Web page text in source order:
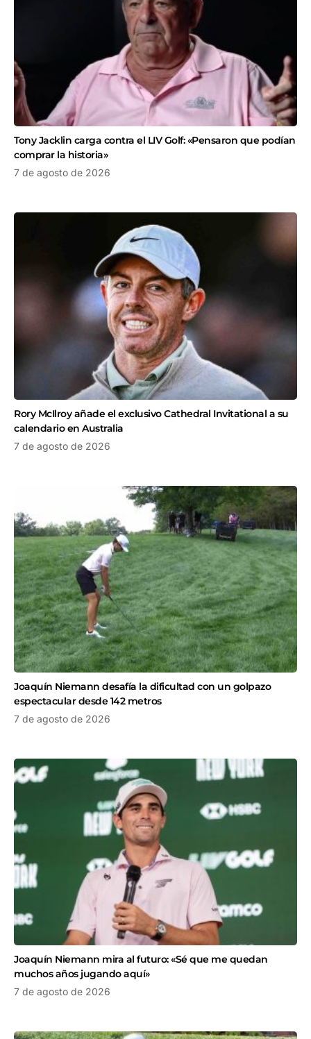
Tony Jacklin carga contra el LIV Golf: «Pensaron que podían
comprar la historia»
7 de agosto de 2026
Rory McIlroy añade el exclusivo Cathedral Invitational a su
calendario en Australia
7 de agosto de 2026
Joaquín Niemann desafía la dificultad con un golpazo
espectacular desde 142 metros
7 de agosto de 2026
Joaquín Niemann mira al futuro: «Sé que me quedan
muchos años jugando aquí»
7 de agosto de 2026